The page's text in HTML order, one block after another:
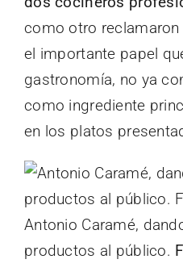
como otro
el importante papel
gastronomía, no ya
como ingrediente
en los platos
Antonio Caramé,
productos al público.